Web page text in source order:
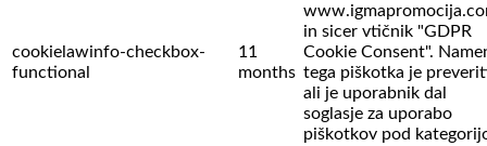
cookielawinfo-checkbox-
functional
11
months
in sicer vtičnik "GDPR
Cookie Consent".
tega piškotka je
ali je uporabnik dal
soglasje za uporabo
piškotkov pod